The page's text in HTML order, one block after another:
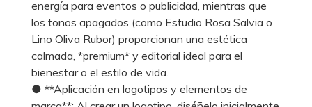
energía para eventos o publicidad, mientras que
los tonos apagados (como Estudio Rosa Salvia o
Lino Oliva Rubor) proporcionan una estética
calmada, *premium* y editorial ideal para el
bienestar o el estilo de vida.
● **Aplicación en logotipos y elementos de